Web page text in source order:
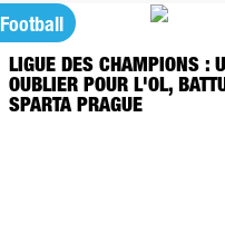
Football
LIGUE DES CHAMPIONS :
OUBLIER POUR L'OL,
SPARTA PRAGUE